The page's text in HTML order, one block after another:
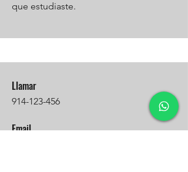
que estudiaste.
Llamar
914-123-456
Email